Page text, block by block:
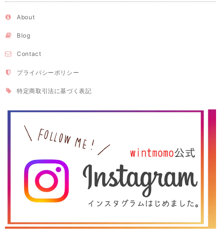
About
Blog
Contact
プライバシーポリシー
特定商取引法に基づく表記